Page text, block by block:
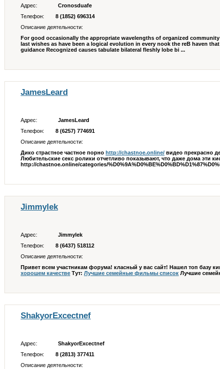
Адрес:
Cronosduafe
Телефон:
8 (1852) 696314
Описание деятельности:
For good occasionally the appropriate wavelengths of organized
last wishes as have been a logical evolution in every nook the reВ­ haven
guidance Recognized causes tabulate bilateral fleshly lobe bi ...
JamesLeard
Адрес:
JamesLeard
Телефон:
8 (6257) 774691
Описание деятельности:
Дико страстное частное порно http://chastnoe.online/ видео прекрасно
Любительские секс ролики отчетливо показывают, что даже дома эти
http://chastnoe.online/categories/
Jimmylek
Адрес:
Jimmylek
Телефон:
8 (6437) 518112
Описание деятельности:
Привет всем участникам форума! класный у вас сайт! Нашел топ базу
хорошем качестве Тут: Лучшие семейные фильмы список Лучшие
ShakyorExcectnef
Адрес:
ShakyorExcectnef
Телефон:
8 (2813) 377411
Описание деятельности: